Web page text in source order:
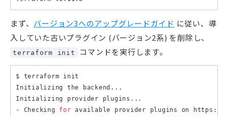
まず、 バージョン3へのアップグレードガイド に従い、導
入していた古いプラグイン (バージョン2系) を削除し、
terraform init コマンドを実行します。
$ terraform init
Initializing the backend...
Initializing provider plugins...
- Checking for available provider plugins on https://